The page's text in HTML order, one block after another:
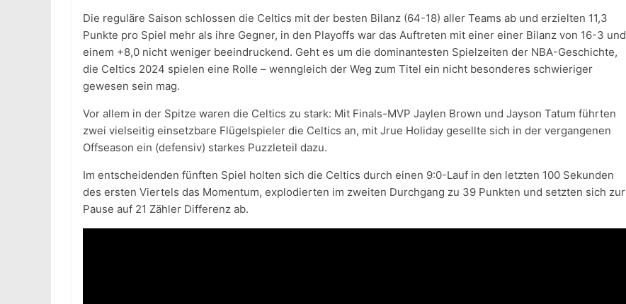
Die reguläre Saison schlossen die Celtics mit der besten Bilanz (64-18) aller Teams ab und erzielten 11,3
Punkte pro Spiel mehr als ihre Gegner, in den Playoffs war das Auftreten mit einer einer Bilanz von 16-3 und
einem +8,0 nicht weniger beeindruckend. Geht es um die dominantesten Spielzeiten der NBA-Geschichte,
die Celtics 2024 spielen eine Rolle – wenngleich der Weg zum Titel ein nicht besonderes schwieriger
gewesen sein mag.
Vor allem in der Spitze waren die Celtics zu stark: Mit Finals-MVP Jaylen Brown und Jayson Tatum führten
zwei vielseitig einsetzbare Flügelspieler die Celtics an, mit Jrue Holiday gesellte sich in der vergangenen
Offseason ein (defensiv) starkes Puzzleteil dazu.
Im entscheidenden fünften Spiel holten sich die Celtics durch einen 9:0-Lauf in den letzten 100 Sekunden
des ersten Viertels das Momentum, explodierten im zweiten Durchgang zu 39 Punkten und setzten sich zur
Pause auf 21 Zähler Differenz ab.